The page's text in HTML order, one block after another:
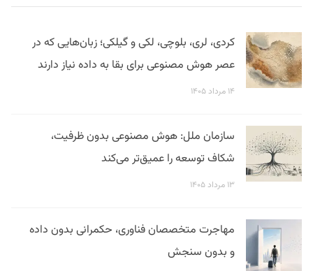
کردی، لری، بلوچی، لکی و گیلکی؛ زبان‌هایی که در
عصر هوش مصنوعی برای بقا به داده نیاز دارند
۱۴ مرداد ۱۴۰۵
سازمان ملل: هوش مصنوعی بدون ظرفیت،
شکاف توسعه را عمیق‌تر می‌کند
۱۳ مرداد ۱۴۰۵
مهاجرت متخصصان فناوری، حکمرانی بدون داده
و بدون سنجش